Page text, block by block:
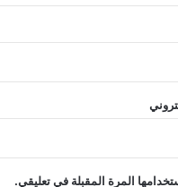
المرة المقبلة في تعليقي.